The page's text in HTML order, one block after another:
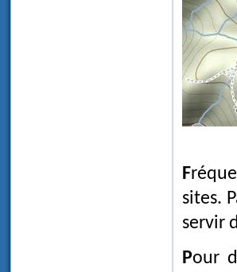
Fréquemment, on se trouvera alors en présence d'un grand nombre de tels
sites.
servir
Pour déterminer lesquels d'entre eux sont utilisables, en effectuera une